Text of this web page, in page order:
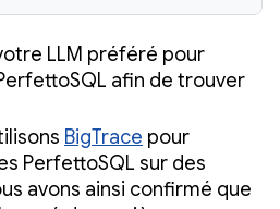
LLM préféré pour
afin de trouver
BigTrace pour
PerfettoSQL sur des
avons ainsi confirmé que